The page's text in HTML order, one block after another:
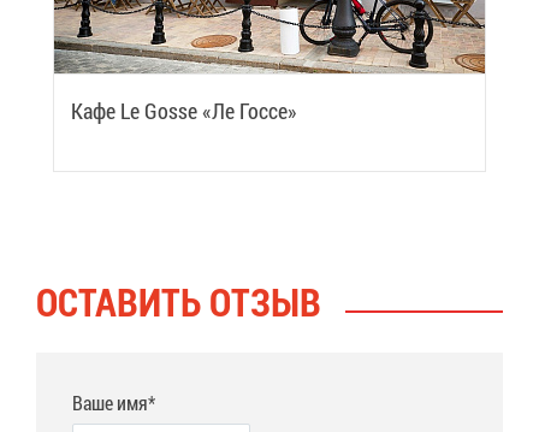
Ка­фе Le Gosse «Ле Гос­се»
ОСТА­ВИТЬ ОТ­ЗЫВ
Ваше имя*